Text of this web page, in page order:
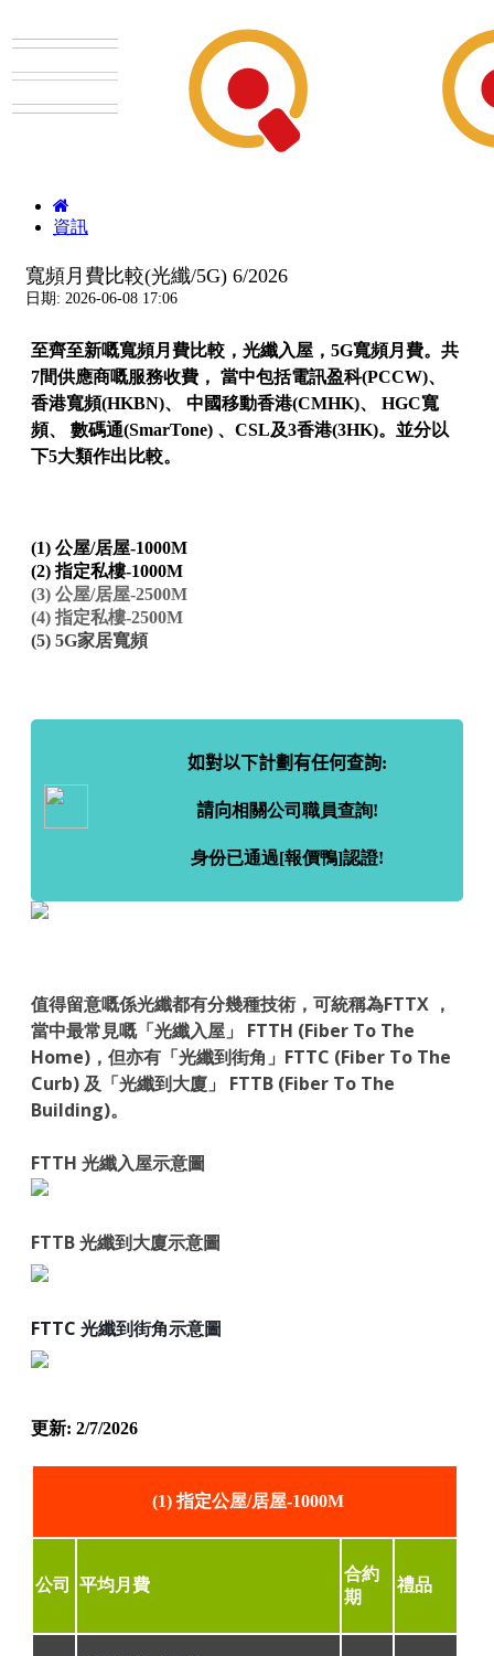
資訊
寬頻月費比較(光纖/5G) 6/2026
日期: 2026-06-08 17:06
至齊至新嘅寬頻月費比較，光纖入屋，5G寬頻月費。共
7間供應商嘅服務收費， 當中包括電訊盈科(PCCW)、
香港寬頻(HKBN)、 中國移動香港(CMHK)、 HGC寬
頻、 數碼通(SmarTone) 、CSL及3香港(3HK)。並分以
下5大類作出比較。
(1) 公屋/居屋-1000M
(2) 指定私樓-1000M
(3) 公屋/居屋-2500M
(4) 指定私樓-2500M
(5) 5G家居寬頻
如對以下計劃有任何查詢:
請向相關公司職員查詢!
身份已通過[報價鴨]認證!
值得留意嘅係光纖都有分幾種技術，可統稱為FTTX ，
當中最常見嘅「光纖入屋」 FTTH (Fiber To The
Home)，但亦有「光纖到街角」FTTC (Fiber To The
Curb) 及「光纖到大廈」 FTTB (Fiber To The
Building)。
FTTH 光纖入屋示意圖
FTTB 光纖到大廈示意圖
FTTC 光纖到街角示意圖
更新: 2/7/2026
(1) 指定公屋/居屋-1000M
公司 平均月費
合約
期
禮品